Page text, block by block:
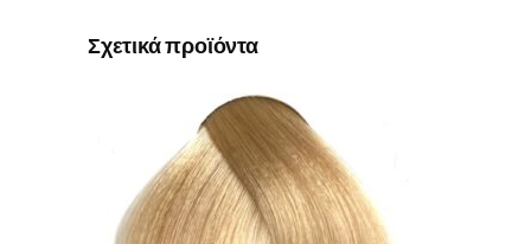
Σχετικά προϊόντα